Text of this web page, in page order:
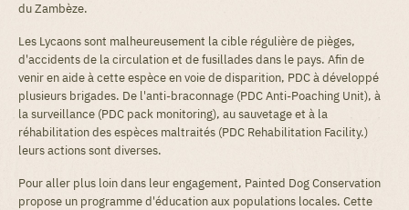
du Zambèze.
Les Lycaons sont malheureusement la cible régulière de pièges,
d'accidents de la circulation et de fusillades dans le pays. Afin de
venir en aide à cette espèce en voie de disparition, PDC à développé
plusieurs brigades. De l'anti-braconnage (PDC Anti-Poaching Unit), à
la surveillance (PDC pack monitoring), au sauvetage et à la
réhabilitation des espèces maltraités (PDC Rehabilitation Facility.)
leurs actions sont diverses.
Pour aller plus loin dans leur engagement, Painted Dog Conservation
propose un programme d'éducation aux populations locales. Cette